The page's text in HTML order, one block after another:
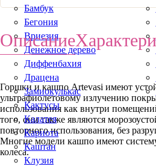
Бамбук
Бегония
Вриезия
Денежное дерево
Диффенбахия
Драцена
Замиокулькас
Кактусы
Калатея
Кариота
Каштан
Клузия
Описание
Горшки и кашпо Artevasi имеют
ультрафиолетовому излучению
использования как внутри
того, они также являются
повторного использования, без
Многие модели кашпо имеют
колеса.